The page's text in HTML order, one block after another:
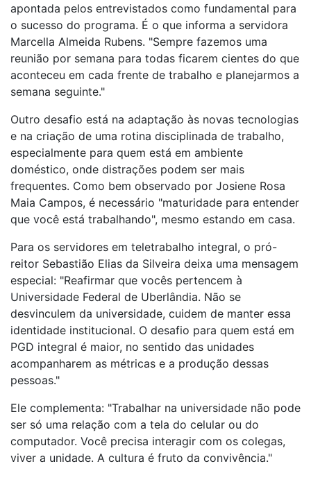
apontada pelos entrevistados como fundamental para
o sucesso do programa. É o que informa a servidora
Marcella Almeida Rubens. "Sempre fazemos uma
reunião por semana para todas ficarem cientes do que
aconteceu em cada frente de trabalho e planejarmos a
semana seguinte."
Outro desafio está na adaptação às novas tecnologias
e na criação de uma rotina disciplinada de trabalho,
especialmente para quem está em ambiente
doméstico, onde distrações podem ser mais
frequentes. Como bem observado por Josiene Rosa
Maia Campos, é necessário "maturidade para entender
que você está trabalhando", mesmo estando em casa.
Para os servidores em teletrabalho integral, o pró-
reitor Sebastião Elias da Silveira deixa uma mensagem
especial: "Reafirmar que vocês pertencem à
Universidade Federal de Uberlândia. Não se
desvinculem da universidade, cuidem de manter essa
identidade institucional. O desafio para quem está em
PGD integral é maior, no sentido das unidades
acompanharem as métricas e a produção dessas
pessoas."
Ele complementa: "Trabalhar na universidade não pode
ser só uma relação com a tela do celular ou do
computador. Você precisa interagir com os colegas,
viver a unidade. A cultura é fruto da convivência."